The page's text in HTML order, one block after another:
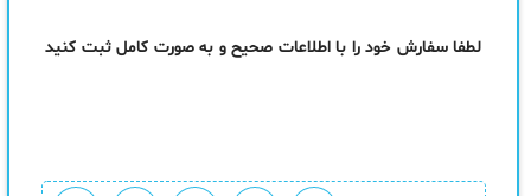
لطفا سفارش خود را با اطلاعات صحیح و به صورت کامل ثبت کنید